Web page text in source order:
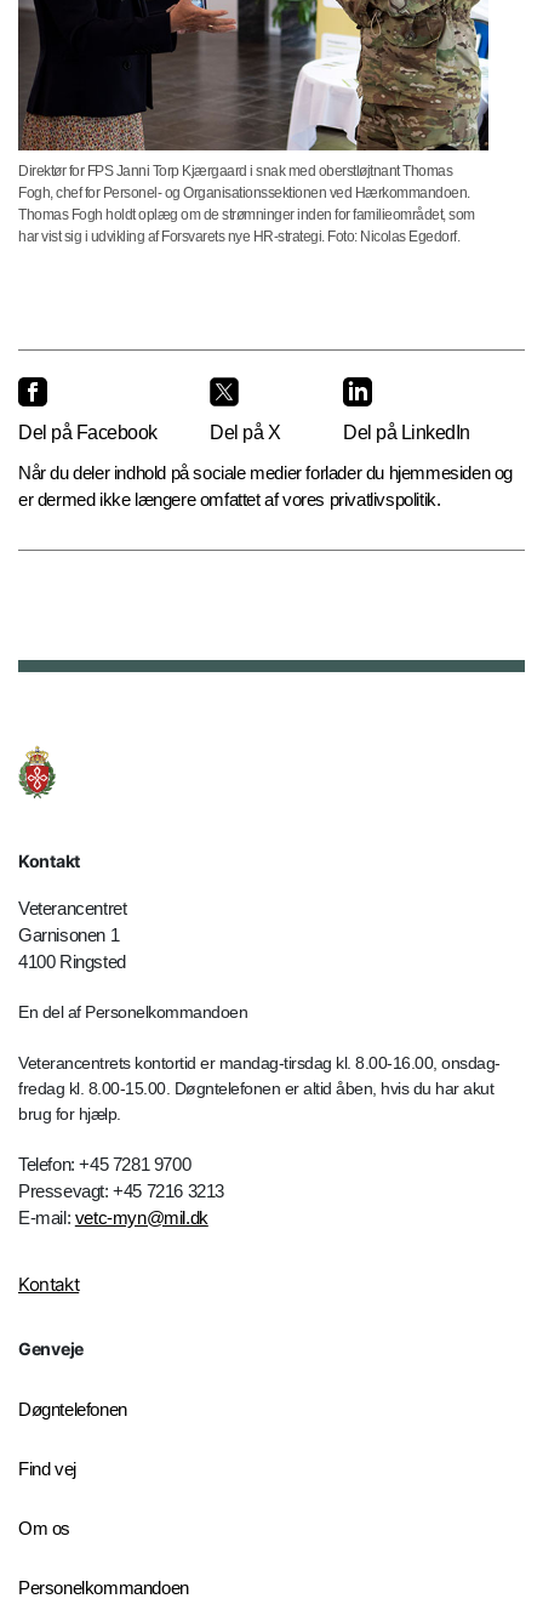
Direktør for FPS Janni Torp Kjærgaard i snak med oberstløjtnant Thomas
Fogh, chef for Personel- og Organisationssektionen ved Hærkommandoen.
Thomas Fogh holdt oplæg om de strømninger inden for familieområdet, som
har vist sig i udvikling af Forsvarets nye HR-strategi. Foto: Nicolas Egedorf.
Del på Facebook Del på X
Del på LinkedIn
Når du deler indhold på sociale medier forlader du hjemmesiden og
er dermed ikke længere omfattet af vores privatlivspolitik.
Kontakt
Veterancentret
Garnisonen 1
4100 Ringsted
En del af Personelkommandoen
Veterancentrets kontortid er mandag-tirsdag kl. 8.00-16.00, onsdag-
fredag kl. 8.00-15.00. Døgntelefonen er altid åben, hvis du har akut
brug for hjælp.
Telefon: +45 7281 9700
Pressevagt: +45 7216 3213
E-mail: vetc-myn@mil.dk
Kontakt
Genveje
Døgntelefonen
Find vej
Om os
Personelkommandoen